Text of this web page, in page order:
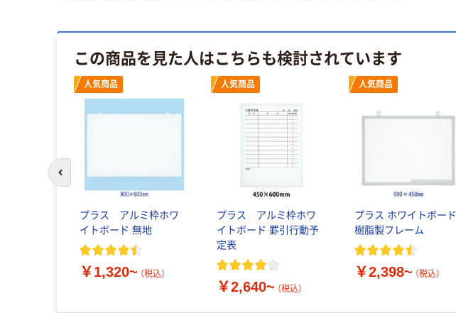
この商品を見た人はこちらも検討されています
人気商品
プラス アルミ枠ホワ
イトボード 無地
￥1,320~ （税込）
人気商品
プラス アルミ枠ホワ
イトボード 罫引行動予
定表
￥2,640~ （税込）
人気商品
プラス ホワイトボード
樹脂製フレーム
￥2,398~ （税込）
前のスライドへ